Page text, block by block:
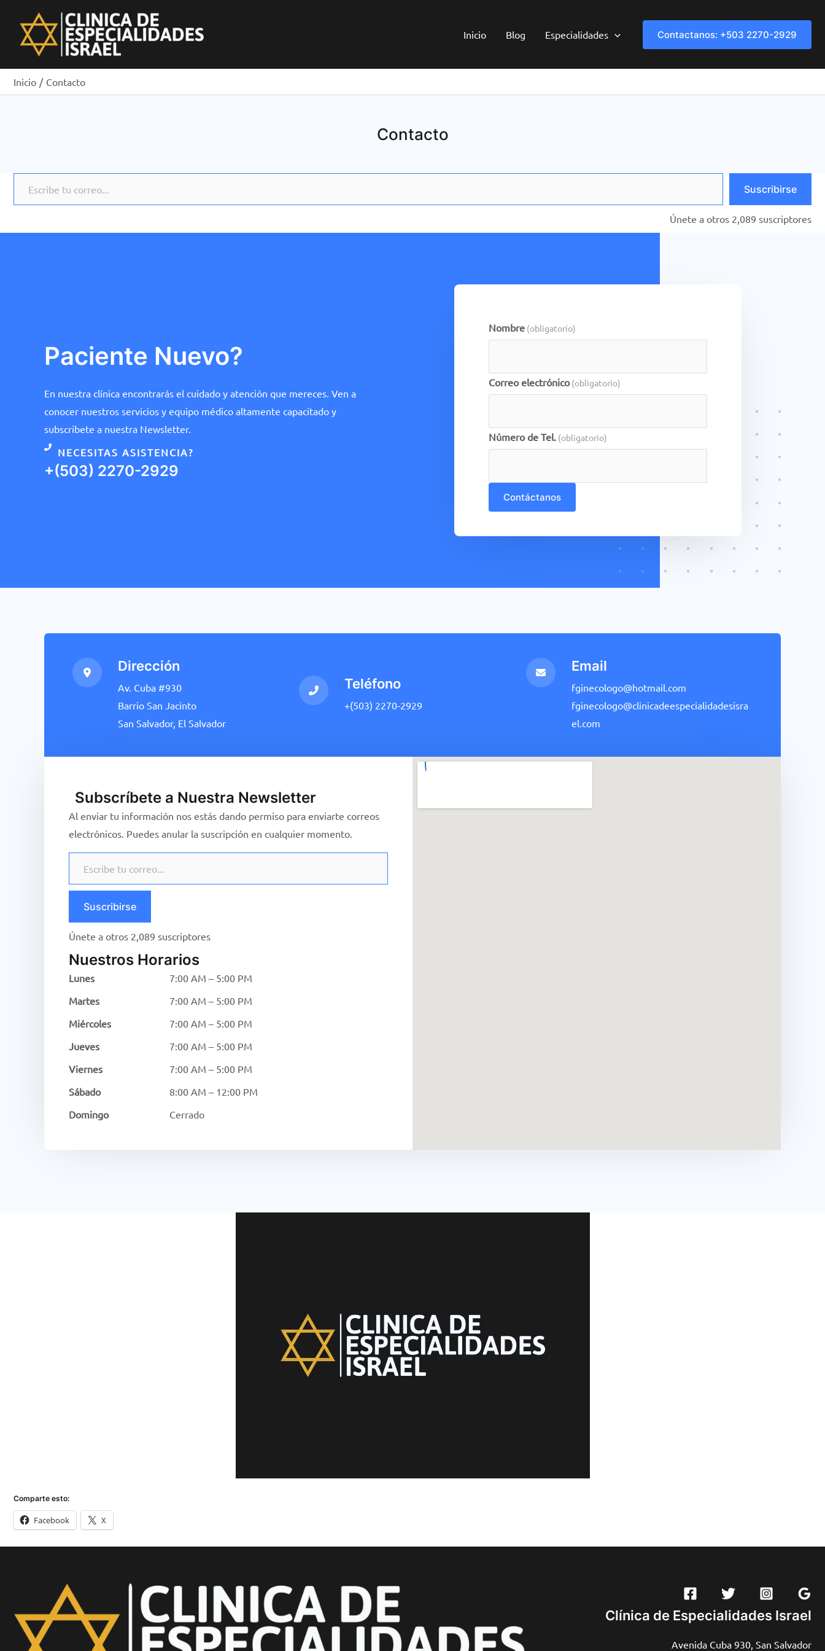
contenido
Inicio Blog Especialidades Contactanos: +503 2270-2929
Inicio Contacto
Contacto
Suscribirse
Únete a otros 2,089 suscriptores
Paciente Nuevo?
En nuestra clínica encontrarás el cuidado y atención que mereces. Ven a
conocer nuestros servicios y equipo médico altamente capacitado y
subscribete a nuestra Newsletter.
NECESITAS ASISTENCIA?
+(503) 2270-2929
Nombre (obligatorio)
Correo electrónico (obligatorio)
Número de Tel. (obligatorio)
Contáctanos
Dirección
Av. Cuba #930
Barrio San Jacinto
San Salvador, El Salvador
Teléfono
+(503) 2270-2929
Email
fginecologo@hotmail.com
fginecologo@clinicadeespecialidadesisra
el.com
Subscríbete a Nuestra Newsletter
Al enviar tu información nos estás dando permiso para enviarte correos
electrónicos. Puedes anular la suscripción en cualquier momento.
Escribe tu correo…
Suscribirse
Únete a otros 2,089 suscriptores
Nuestros Horarios
Lunes
7:00 AM – 5:00 PM
Martes
7:00 AM – 5:00 PM
Miércoles
7:00 AM – 5:00 PM
Jueves
7:00 AM – 5:00 PM
Viernes
7:00 AM – 5:00 PM
Sábado
8:00 AM – 12:00 PM
Domingo
Cerrado
Comparte esto:
Facebook X
Clínica de Especialidades Israel
Avenida Cuba 930, San Salvador